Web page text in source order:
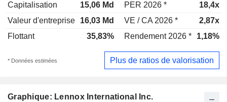
Capitalisation 15,06 Md PER 2026 *
18,4x
Valeur d'entreprise
16,03 Md VE / CA 2026 *
2,87x
Flottant
35,83% Rendement 2026 * 1,18%
* Données estimées Plus de ratios de valorisation
Graphique: Lennox International Inc.